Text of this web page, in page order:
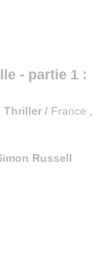
- partie 1 :
,Thriller / France
Russell